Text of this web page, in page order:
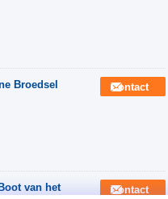
Broedsel
Contact
van het
Contact